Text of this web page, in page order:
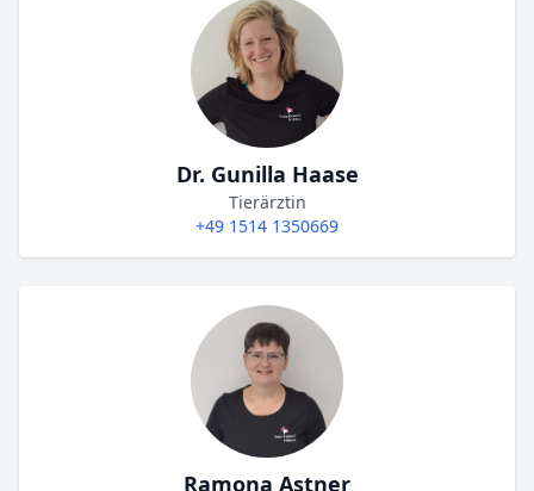
Dr. Gunilla Haase
Tierärztin
+49 1514 1350669
Ramona Astner